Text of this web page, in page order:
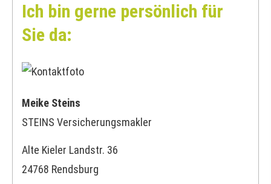
Ich bin gerne persönlich für
Sie da:
Meike Steins
STEINS Ver­sicherungs­makler
Alte Kieler Landstr. 36
24768 Rendsburg